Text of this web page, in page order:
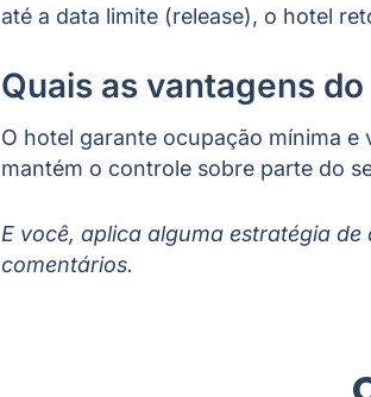
até a data limite (release), o hotel
Quais as vantagens
O hotel garante ocupação mínima
mantém o controle sobre parte do
E você, aplica alguma estratégia
comentários.